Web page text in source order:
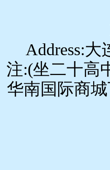
Address:
注:(坐二十高
华南国际商